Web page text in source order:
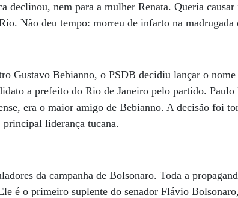
declinou, nem para a mulher Renata. Queria
Não deu tempo: morreu de infarto na madrugada
Gustavo Bebianno, o PSDB decidiu lançar o nome
a prefeito do Rio de Janeiro pelo partido.
era o maior amigo de Bebianno. A decisão foi
liderança tucana.
da campanha de Bolsonaro. Toda a
é o primeiro suplente do senador Flávio